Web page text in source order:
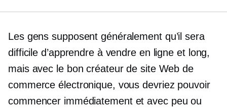
Les gens supposent généralement qu’il sera
difficile d’apprendre à vendre en ligne et long,
mais avec le bon créateur de site Web de
commerce électronique, vous devriez pouvoir
commencer immédiatement et avec peu ou